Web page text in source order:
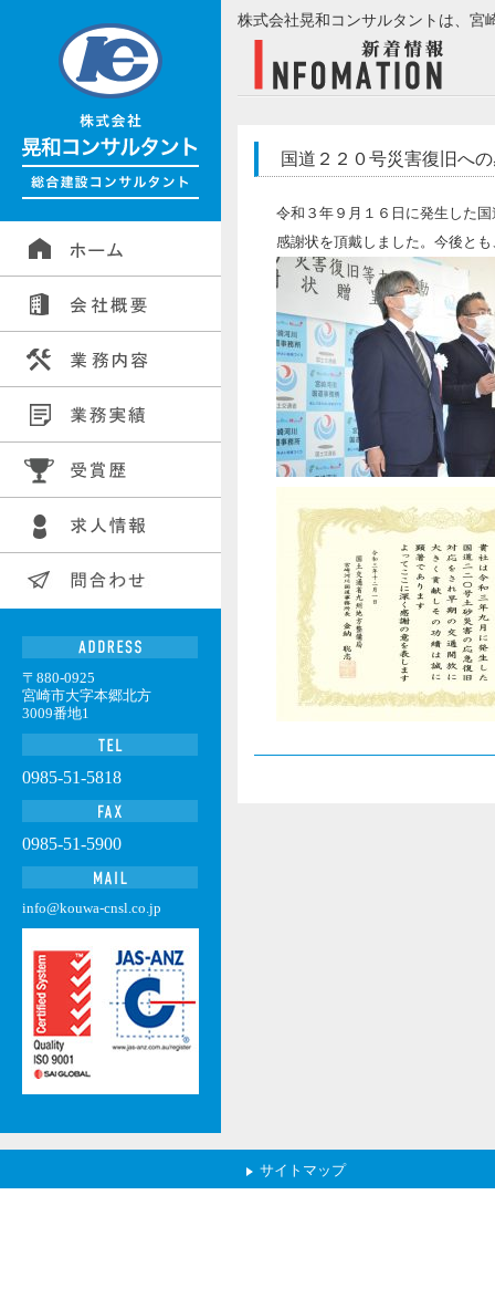
株式会社晃和コンサルタントは、宮
国道２２０号災害復旧へ
令和３年９月１６日に発生した
感謝状を頂戴しました。今後と
〒880-0925
宮崎市大字本郷北方
3009番地1
0985-51-5818
0985-51-5900
info@kouwa-cnsl.co.jp
サイトマップ